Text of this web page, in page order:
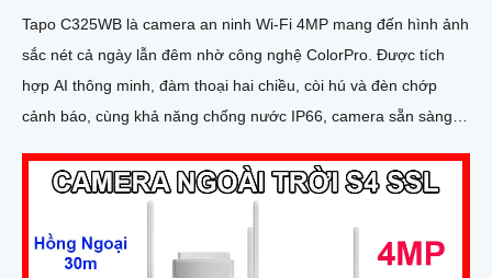
Tapo C325WB là camera an ninh Wi-Fi 4MP mang đến hình ảnh
sắc nét cả ngày lẫn đêm nhờ công nghệ ColorPro. Được tích
hợp AI thông minh, đàm thoại hai chiều, còi hú và đèn chớp
cảnh báo, cùng khả năng chống nước IP66, camera sẵn sàng